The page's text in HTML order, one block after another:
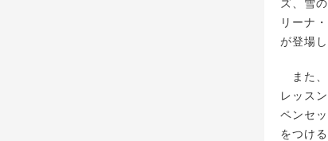
ズ、雪
リーナ
が登場し
また、
レッス
ペンセ
をつけ